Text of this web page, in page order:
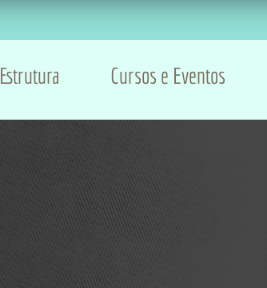
Estrutura Cursos e Eventos